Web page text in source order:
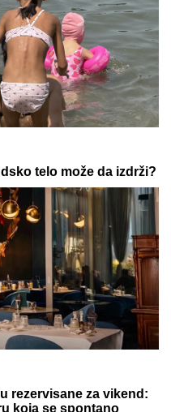
Nađen
otkriven i PAKLENI